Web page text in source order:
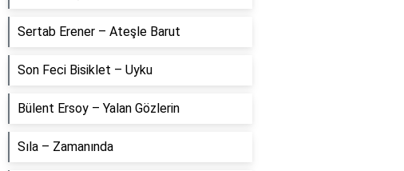
Sertab Erener – Ateşle Barut
Son Feci Bisiklet – Uyku
Bülent Ersoy – Yalan Gözlerin
Sıla – Zamanında